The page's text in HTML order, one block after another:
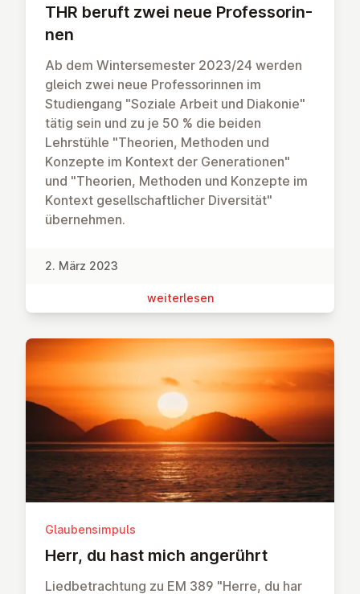
THR beruft zwei neue Pro­fes­so­rin­
nen
Ab dem Wintersemester 2023/24 werden
gleich zwei neue Professorinnen im
Studiengang "Soziale Arbeit und Diakonie"
tätig sein und zu je 50 % die beiden
Lehrstühle "Theorien, Methoden und
Konzepte im Kontext der Generationen"
und "Theorien, Methoden und Konzepte im
Kontext gesellschaftlicher Diversität"
übernehmen.
2. März 2023
wei­ter­le­sen
Glaubensimpuls
Herr, du hast mich angerührt
Liedbetrachtung zu EM 389 "Herre, du har